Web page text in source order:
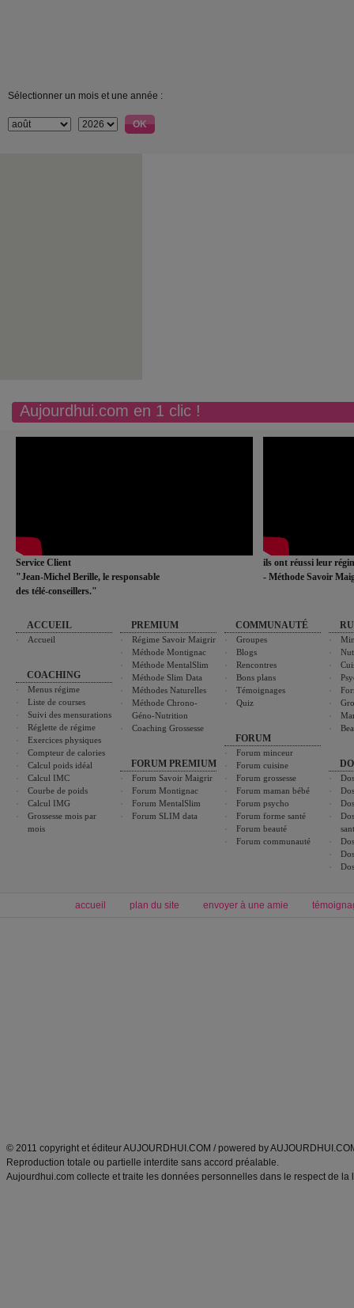
Sélectionner un mois et une année :
Aujourdhui.com en 1 clic !
Service Client
"Jean-Michel Berille, le responsable
des télé-conseillers."
ils ont réussi leur
- Méthode Savoir
ACCUEIL
Accueil
COACHING
Menus régime
Liste de courses
Suivi des mensurations
Réglette de régime
Exercices physiques
Compteur de calories
Calcul poids idéal
Calcul IMC
Courbe de poids
Calcul IMG
Grossesse mois par
mois
PREMIUM
Régime Savoir Maigrir
Méthode Montignac
Méthode MentalSlim
Méthode Slim Data
Méthodes Naturelles
Méthode Chrono-
Géno-Nutrition
Coaching Grossesse
FORUM PREMIUM
Forum Savoir Maigrir
Forum Montignac
Forum MentalSlim
Forum SLIM data
COMMUNAUTÉ
Groupes
Blogs
Rencontres
Bons plans
Témoignages
Quiz
FORUM
Forum minceur
Forum cuisine
Forum grossesse
Forum maman bébé
Forum psycho
Forum forme santé
Forum beauté
Forum communauté
accueil plan du site envoyer à une amie
© 2011 copyright et éditeur AUJOURDHUI.COM / powered by
Reproduction totale ou partielle interdite sans accord préalable.
Aujourdhui.com collecte et traite les données personnelles dans le respect de